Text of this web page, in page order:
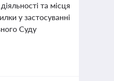
та місця
у застосуванні
Суду